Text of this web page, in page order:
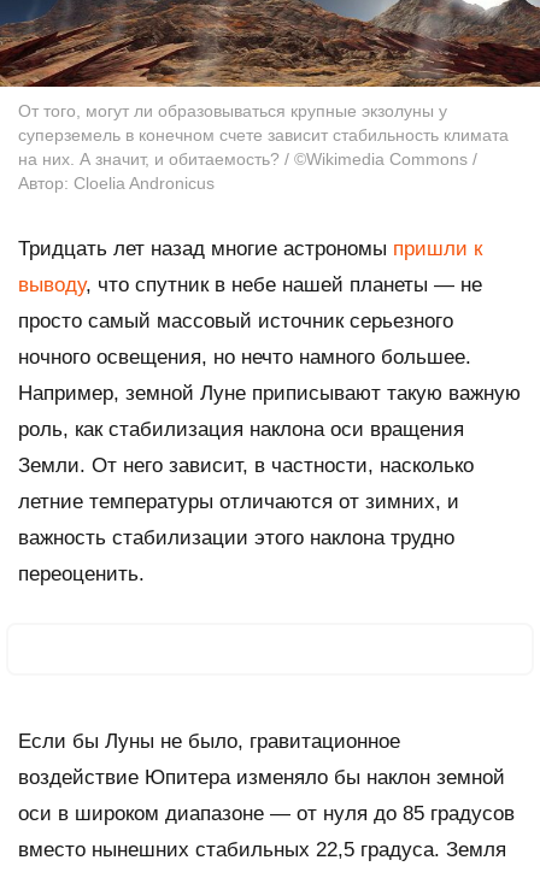
От того, могут ли образовываться крупные экзолуны у
суперземель в конечном счете зависит стабильность климата
на них. А значит, и обитаемость? / ©Wikimedia Commons /
Автор: Cloelia Andronicus
Тридцать лет назад многие астрономы пришли к
выводу, что спутник в небе нашей планеты — не
просто самый массовый источник серьезного
ночного освещения, но нечто намного большее.
Например, земной Луне приписывают такую важную
роль, как стабилизация наклона оси вращения
Земли. От него зависит, в частности, насколько
летние температуры отличаются от зимних, и
важность стабилизации этого наклона трудно
переоценить.
Если бы Луны не было, гравитационное
воздействие Юпитера изменяло бы наклон земной
оси в широком диапазоне — от нуля до 85 градусов
вместо нынешних стабильных 22,5 градуса. Земля